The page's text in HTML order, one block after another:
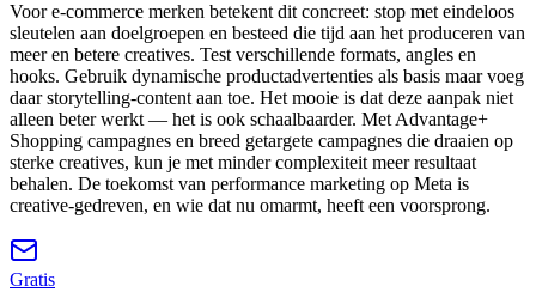
Voor e-commerce merken betekent dit concreet: stop met eindeloos
sleutelen aan doelgroepen en besteed die tijd aan het produceren van
meer en betere creatives. Test verschillende formats, angles en
hooks. Gebruik dynamische productadvertenties als basis maar voeg
daar storytelling-content aan toe. Het mooie is dat deze aanpak niet
alleen beter werkt — het is ook schaalbaarder. Met Advantage+
Shopping campagnes en breed getargete campagnes die draaien op
sterke creatives, kun je met minder complexiteit meer resultaat
behalen. De toekomst van performance marketing op Meta is
creative-gedreven, en wie dat nu omarmt, heeft een voorsprong.
Gratis